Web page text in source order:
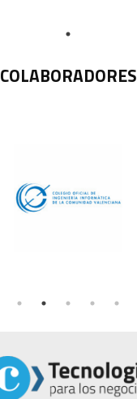
COLABORADORES